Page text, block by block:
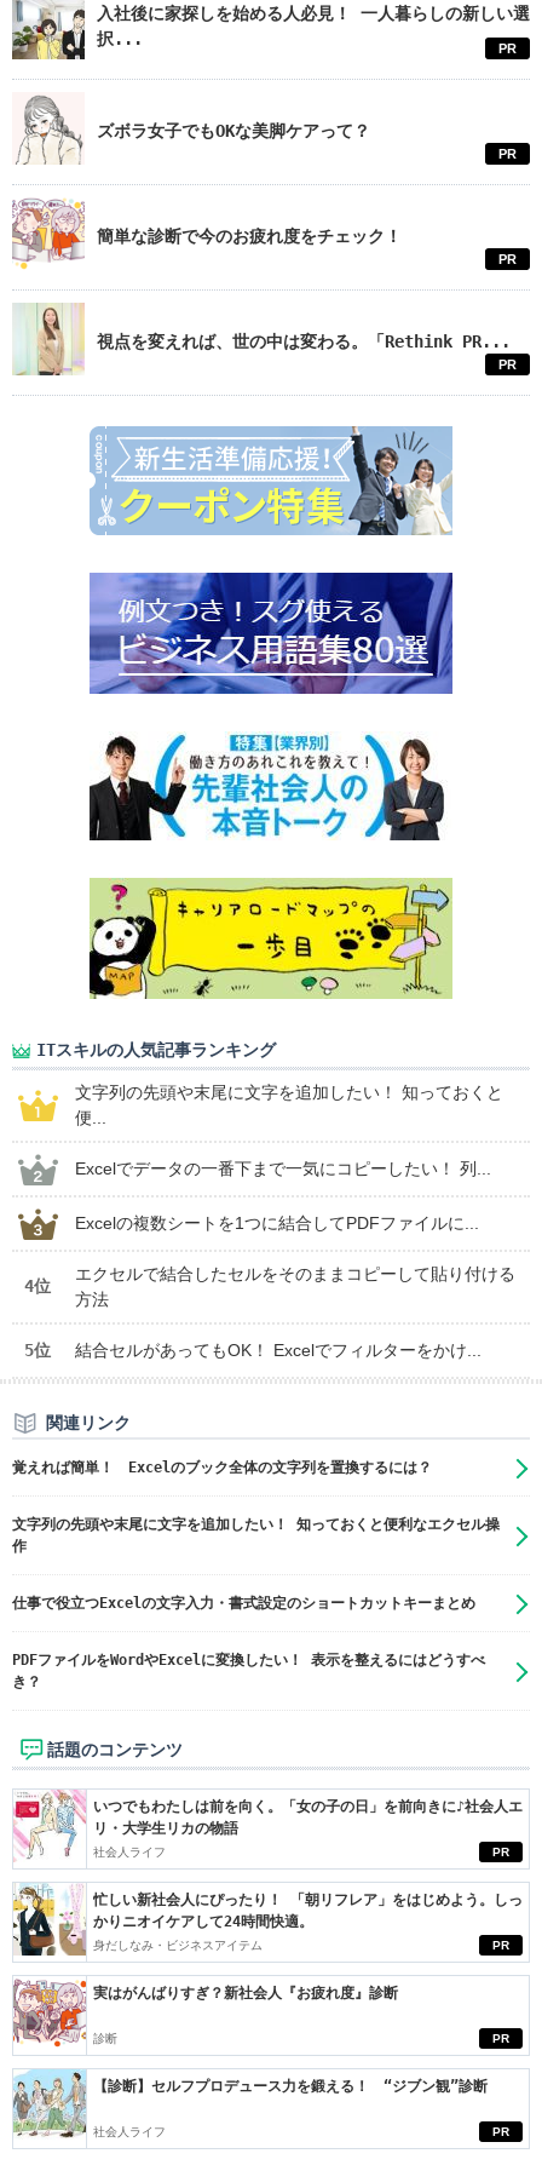
入社後に家探しを始める人必見！ 一人暮らしの新しい選
択...
PR
ズボラ女子でもOKな美脚ケアって？
PR
簡単な診断で今のお疲れ度をチェック！
PR
視点を変えれば、世の中は変わる。「Rethink PR...
PR
ITスキルの人気記事ランキング
文字列の先頭や末尾に文字を追加したい！ 知っておくと
便...
Excelでデータの一番下まで一気にコピーしたい！ 列...
Excelの複数シートを1つに結合してPDFファイルに...
4位
エクセルで結合したセルをそのままコピーして貼り付ける
方法
5位 結合セルがあってもOK！ Excelでフィルターをかけ...
関連リンク
覚えれば簡単！ Excelのブック全体の文字列を置換するには？
文字列の先頭や末尾に文字を追加したい！ 知っておくと便利なエクセル操
作
仕事で役立つExcelの文字入力・書式設定のショートカットキーまとめ
PDFファイルをWordやExcelに変換したい！ 表示を整えるにはどうすべ
き？
話題のコンテンツ
PR
いつでもわたしは前を向く。「女の子の日」を前向きに♪社会人エ
リ・大学生リカの物語
社会人ライフ
PR
忙しい新社会人にぴったり！ 「朝リフレア」をはじめよう。しっ
かりニオイケアして24時間快適。
身だしなみ・ビジネスアイテム
PR
実はがんばりすぎ？新社会人『お疲れ度』診断
診断
PR
【診断】セルフプロデュース力を鍛える！ “ジブン観”診断
社会人ライフ